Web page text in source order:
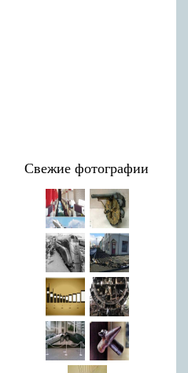
Свежие фотографии